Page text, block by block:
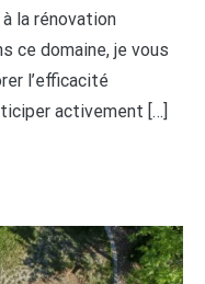
la rénovation
ce domaine, je vous
l’efficacité
activement […]